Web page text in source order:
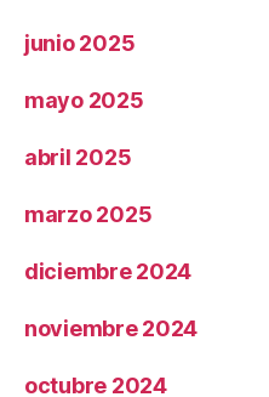
junio 2025
mayo 2025
abril 2025
marzo 2025
diciembre 2024
noviembre 2024
octubre 2024